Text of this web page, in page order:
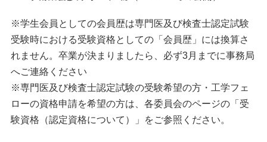
※学生会員としての会員歴は専門医及び検査士認定試験
受験時における受験資格としての「会員歴」には換算さ
れません。卒業が決まりましたら、必ず3月までに事務局
へご連絡ください
※専門医及び検査士認定試験の受験希望の方・工学フェ
ローの資格申請を希望の方は、各委員会のページの「受
験資格（認定資格について）」をご参照ください。